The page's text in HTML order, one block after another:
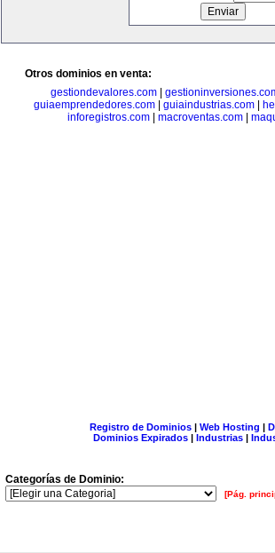
Otros dominios en venta:
gestiondevalores.com|
guiaemprendedores.com
guiaindustrias.com
inforegistros.com| macroventas.com|
Registro de Dominios| Web Hosting |
Dominios Expirados | Industrias |
Categorías de Dominio:
[Pág.